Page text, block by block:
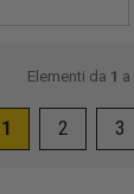
Elementi da 1 a
1 2 3